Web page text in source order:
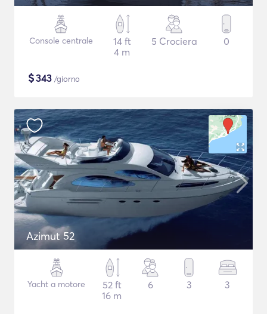
Console centrale
14 ft
4 m
5 Crociera 0
$343 /giorno
Azimut 52
Yacht a motore
52 ft
16 m
6 3 3